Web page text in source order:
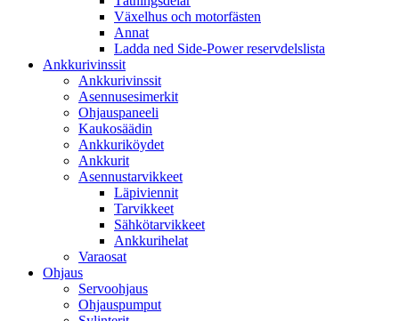
Växelhus och motorfästen
Annat
Ladda ned Side-Power reservdelslista
Ankkurivinssit
Ankkurivinssit
Asennusesimerkit
Ohjauspaneeli
Kaukosäädin
Ankkuriköydet
Ankkurit
Asennustarvikkeet
Läpiviennit
Tarvikkeet
Sähkötarvikkeet
Ankkurihelat
Varaosat
Ohjaus
Servoohjaus
Ohjauspumput